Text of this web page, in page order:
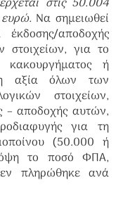
Να σημειωθεί
αποδοχής
στοιχείων, για το
ή
η αξία όλων των
στοιχείων,
– αποδοχής αυτών,
για τη
(50.000 ή
το ποσό ΦΠΑ,
πληρώθηκε ανά